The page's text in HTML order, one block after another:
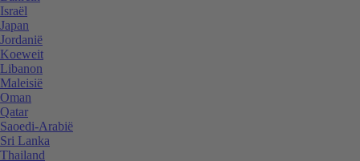
Israël
Japan
Jordanië
Koeweit
Libanon
Maleisië
Oman
Qatar
Saoedi-Arabië
Sri Lanka
Thailand